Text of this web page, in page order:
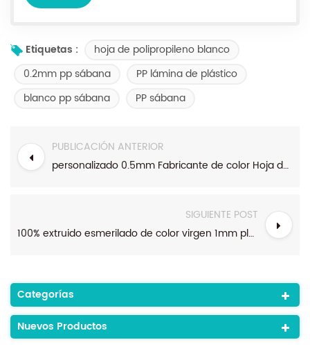
Etiquetas :
hoja de polipropileno blanco
0.2mm pp sábana
PP lámina de plástico
blanco pp sábana
PP sábana
PUBLICACIÓN ANTERIOR
personalizado 0.5mm Fabricante de color Hoja de plástico de polipropileno mate
SIGUIENTE POST
100% extruido esmerilado de color virgen 1mm plástico grueso PP hoja de polipropileno Para papelería
Categorías
Nuevos Productos